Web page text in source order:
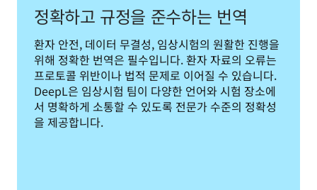
정확하고 규정을 준수하는 번역
환자 안전, 데이터 무결성, 임상시험의 원활한 진행을
위해 정확한 번역은 필수입니다. 환자 자료의 오류는
프로토콜 위반이나 법적 문제로 이어질 수 있습니다.
DeepL은 임상시험 팀이 다양한 언어와 시험 장소에
서 명확하게 소통할 수 있도록 전문가 수준의 정확성
을 제공합니다.